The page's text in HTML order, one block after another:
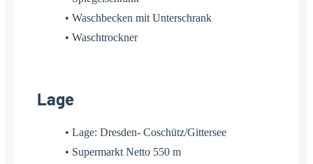
• Waschbecken mit Unterschrank
• Waschtrockner
Lage
• Lage: Dresden- Coschütz/Gittersee
• Supermarkt Netto 550 m